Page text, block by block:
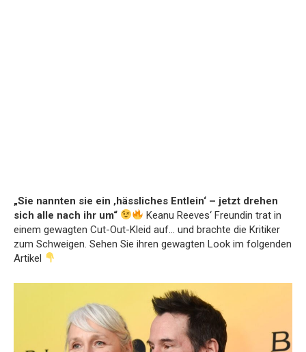
„Sie nannten sie ein ‚hässliches Entlein‘ – jetzt drehen
sich alle nach ihr um“
Keanu Reeves‘ Freundin trat in
einem gewagten Cut-Out-Kleid auf… und brachte die Kritiker
zum Schweigen. Sehen Sie ihren gewagten Look im folgenden
Artikel